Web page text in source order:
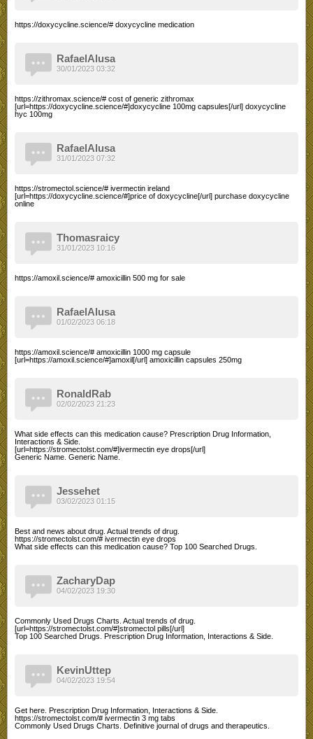
https://doxycycline.science/# doxycycline medication
RafaelAlusa
https://zithromax.science/# cost of generic zithromax
[url=https://doxycycline.science/#]doxycycline 100mg capsules[/url] doxycycline
hyc 100mg
30/01/2023 03:32
RafaelAlusa
https://stromectol.science/# ivermectin ireland
[url=https://doxycycline.science/#]price of doxycycline[/url] purchase doxycycline
online
31/01/2023 07:32
Thomasraicy
https://amoxil.science/# amoxicillin 500 mg for sale
31/01/2023 10:16
RafaelAlusa
https://amoxil.science/# amoxicillin 1000 mg capsule
[url=https://amoxil.science/#]amoxil[/url] amoxicillin capsules 250mg
01/02/2023 06:18
RonaldRab
What side effects can this medication cause? Prescription Drug Information,
Interactions & Side.
[url=https://stromectolst.com/#]ivermectin eye drops[/url]
Generic Name. Generic Name.
02/02/2023 21:23
Jessehet
Best and news about drug. Actual trends of drug.
https://stromectolst.com/# ivermectin eye drops
What side effects can this medication cause? Top 100 Searched Drugs.
03/02/2023 01:15
ZacharyDap
Commonly Used Drugs Charts. Actual trends of drug.
[url=https://stromectolst.com/#]stromectol pills[/url]
Top 100 Searched Drugs. Prescription Drug Information, Interactions & Side.
04/02/2023 19:30
KevinUttep
Get here. Prescription Drug Information, Interactions & Side.
https://stromectolst.com/# ivermectin 3 mg tabs
Commonly Used Drugs Charts. Definitive journal of drugs and therapeutics.
04/02/2023 19:54